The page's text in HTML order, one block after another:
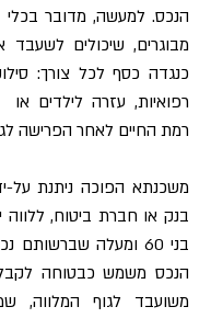
הנכס. למעשה, מדובר בכלי
מבוגרים, שיכולים
כנגדה כסף לכל צורך:
רפואיות, עזרה לילדים
רמת החיים לאחר הפרישה
משכנתא הפוכה ניתנת על-
בנק או חברת ביטוח, ללווה
בני 60 ומעלה
הנכס משמש כבטוחה
משועבד לגוף המלווה,